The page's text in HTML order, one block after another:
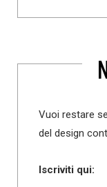
Vuoi restare
del design
Iscriviti qui: